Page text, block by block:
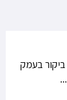
ביקור בעמק